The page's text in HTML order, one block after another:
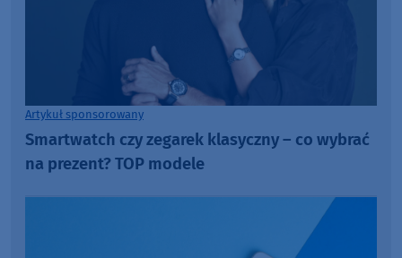
Artykuł sponsorowany
Smartwatch czy zegarek klasyczny – co wybrać
na prezent? TOP modele